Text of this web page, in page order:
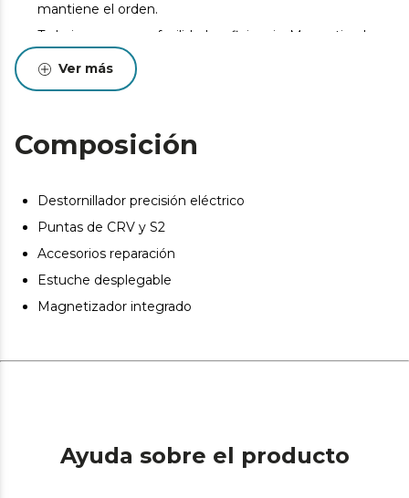
mantiene el orden.
Trabaja con mayor facilidad y eficiencia. Magnetizador
integrado al estuche que permite imantar las puntas
fácilmente, facilitando el manejo de tornillos pequeños
y evitando que se pierdan durante las reparaciones.
Kit de accesorios de reparación para abrir y reparar
smartphones, tablets, portátiles y otros dispositivos
Solución a tareas cotidianas. Indispensable en tu kit de
herramientas perfecto para arreglos del día a día.
Ver más
Composición
Destornillador precisión eléctrico
Puntas de CRV y S2
Accesorios reparación
Estuche desplegable
Magnetizador integrado
Ayuda sobre el producto